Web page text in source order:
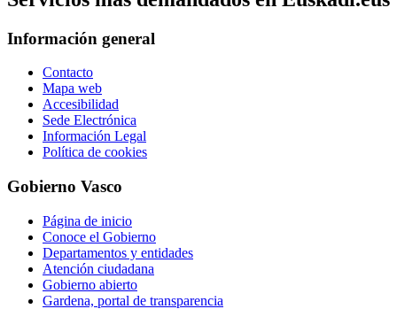
Información general
Contacto
Mapa web
Accesibilidad
Sede Electrónica
Información Legal
Política de cookies
Gobierno Vasco
Página de inicio
Conoce el Gobierno
Departamentos y entidades
Atención ciudadana
Gobierno abierto
Gardena, portal de transparencia